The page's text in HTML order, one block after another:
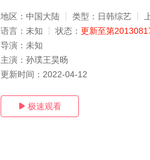
地区： 中国大陆 类型： 日韩综艺
语言： 未知 状态： 更新至第
导演： 未知
主演： 孙璞王昊旸
更新时间： 2022-04-12
 极速观看